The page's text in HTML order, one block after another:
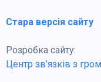
Стара версія сайту
Розробка сайту:
Центр зв’язків з